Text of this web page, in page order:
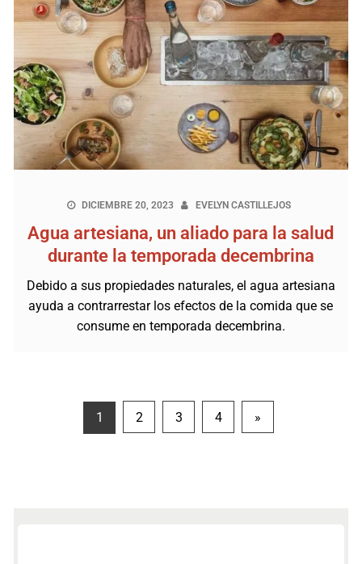
DICIEMBRE 20, 2023 EVELYN CASTILLEJOS
Agua artesiana, un aliado para la salud
durante la temporada decembrina
Debido a sus propiedades naturales, el agua artesiana
ayuda a contrarrestar los efectos de la comida que se
consume en temporada decembrina.
Paginación
1 2 3 4 »